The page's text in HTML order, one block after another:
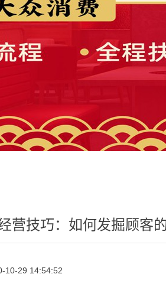
营技巧：如何发掘顾客
10-29 14:54:52